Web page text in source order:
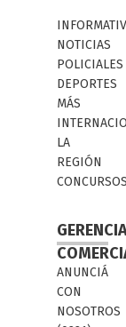
NOTICIAS
POLICIALES
DEPORTES
MÁS
LA
REGIÓN
ANUNCIÁ
CON
NOSOTROS